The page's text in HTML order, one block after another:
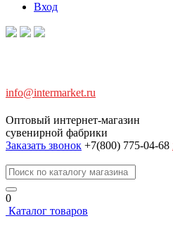
Вход
info@intermarket.ru
Оптовый интернет-магазин
сувенирной фабрики
Заказать звонок +7(800) 775-04-68
0
Каталог товаров